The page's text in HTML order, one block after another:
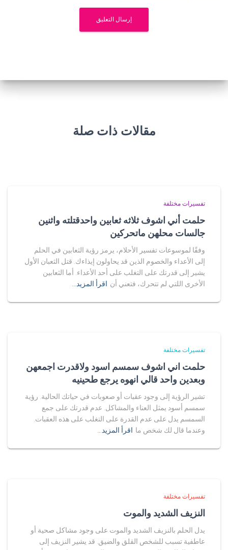
مقالات ذات صلة
تفسيرات مختلفة
حلمت أني اشوف ثلاثه ثعابين واحدقتلته واثنين
جالسات محلهن ماتحركين
وفقًا لموسوعات تفسير الأحلام، يرمز رؤية الثعابين في الحلم
إلى الأعداء والخصوم الذين قد يحاولون إيذاءك. قتل الثعبان الأول
يشير إلى قدرتك على التغلب على أحد الأعداء. أما الثعابين
الأخرى اللتي لم تتحرك، فتعني أن اقرأ المزيد…
تفسيرات مختلفة
حلمت اني اشوف سمسم اسود ولاقدرت اجمعهن
وبعدين واحد قالي انهوه يرجع طحينيه
تشير الرؤية إلى وجود عقبات أو صعوبات في حياتك الحالية. رؤية
سمسم أسود يمثل العناء والمشاكل. عدم قدرتك على جمع
السمسم يدل على عدم القدرة على التغلب على هذه العقبات.
وعندما قال لك شخص ما اقرأ المزيد…
تفسيرات مختلفة
النزيف الشديد والموت
يدل الحلم بالنزيف الشديد والموت على وجود مشاكل صحية أو
عاطفية تسبب للشخص القلق والضيق. قد يشير النزيف إلى